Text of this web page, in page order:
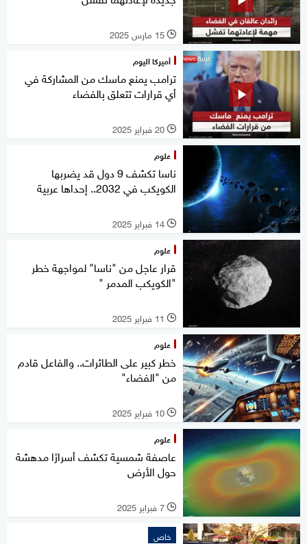
l 15 مارس 2025
أميركا اليوم
ترامب يمنع ماسك من المشاركة في
أي قرارات تتعلق بالفضاء
l 20 فبراير 2025
علوم
ناسا تكشف 9 دول قد يضربها
الكويكب في 2032.. إحداها عربية
l 14 فبراير 2025
علوم
قرار عاجل من "ناسا" لمواجهة خطر
"الكويكب المدمر "
l 11 فبراير 2025
علوم
خطر كبير على الطائرات.. والفاعل قادم
من "الفضاء"
l 10 فبراير 2025
علوم
عاصفة شمسية تكشف أسرارًا مدهشة
حول الأرض
l 7 فبراير 2025
خاص